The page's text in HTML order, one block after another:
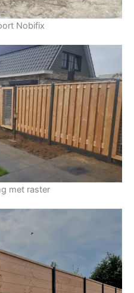
Nobifix
met raster